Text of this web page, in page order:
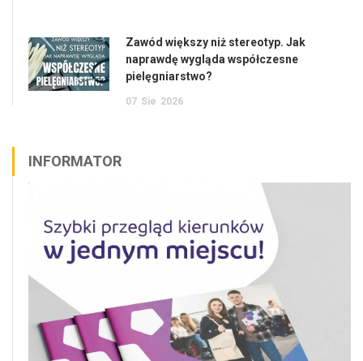
Zawód większy niż stereotyp. Jak
naprawdę wygląda współczesne
pielęgniarstwo?
07 Sie 2026
INFORMATOR